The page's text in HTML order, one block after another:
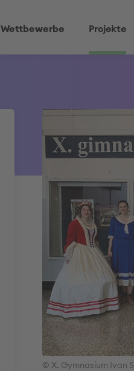
Wettbewerbe Projekte
© X. Gymnasium Ivan